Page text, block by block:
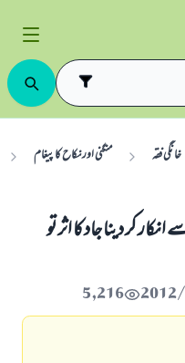
خانگی فقہ منگنی اور نکاح کا پیغام
كر دينا جاد كا اثر تو
5,216